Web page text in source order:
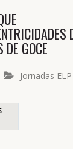
DE GOCE
Jornadas ELP